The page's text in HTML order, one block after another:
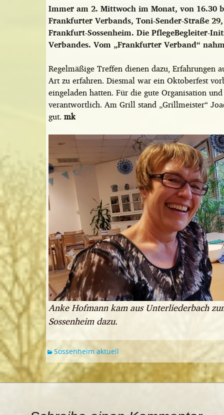
Immer am 2. Mittwoch im Monat, von 16.30
Frankfurter Verbands, Toni-Sender-Straße
Frankfurt-Sossenheim. Die PflegeBegleiter-
Verbandes. Vom „Frankfurter Verband“
Regelmäßige Treffen dienen dazu, Erfahrungen
Art zu erfahren. Diesmal war ein Oktoberfest
eingeladen hatten. Für die gute Organisation
verantwortlich. Am Grill stand „Grillmeister“
gut. mk
Anke Hofmann kam aus Unterliederbach
Sossenheim dazu.
Sossenheim aktuell